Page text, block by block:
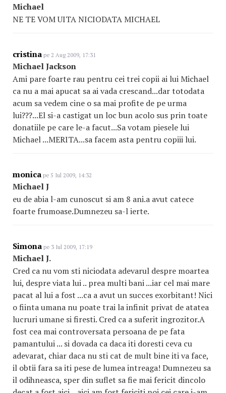
Michael
NE TE VOM UITA NICIODATA MICHAEL
cristina pe 2 Aug 2009, 17:31
Michael Jackson
Ami pare foarte rau pentru cei trei copii ai lui Michael
ca nu a mai apucat sa ai vada crescand...dar totodata
acum sa vedem cine o sa mai profite de pe urma
lui???...El si-a castigat un loc bun acolo sus prin toate
donatiile pe care le-a facut...Sa votam piesele lui
Michael ...MERITA...sa facem asta pentru copiii lui.
monica pe 5 Iul 2009, 14:32
Michael J
eu de abia l-am cunoscut si am 8 ani.a avut catece
foarte frumoase.Dumnezeu sa-l ierte.
Simona pe 3 Iul 2009, 17:19
Michael J.
Cred ca nu vom sti niciodata adevarul despre moartea
lui, despre viata lui .. prea multi bani ...iar cel mai mare
pacat al lui a fost ...ca a avut un succes exorbitant! Nici
o fiinta umana nu poate trai la infinit privat de atatea
lucruri umane si firesti. Cred ca a suferit ingrozitor.A
fost cea mai controversata persoana de pe fata
pamantului ... si dovada ca daca iti doresti ceva cu
adevarat, chiar daca nu sti cat de mult bine iti va face,
il obtii fara sa iti pese de lumea intreaga! Dumnezeu sa
il odihneasca, sper din suflet sa fie mai fericit dincolo